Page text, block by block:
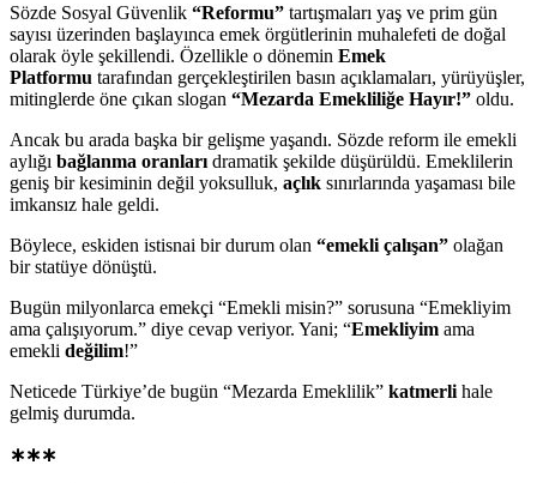
Sözde Sosyal Güvenlik “Reformu” tartışmaları yaş ve prim gün
sayısı üzerinden başlayınca emek örgütlerinin muhalefeti de doğal
olarak öyle şekillendi. Özellikle o dönemin Emek
Platformu tarafından gerçekleştirilen basın açıklamaları, yürüyüşler,
mitinglerde öne çıkan slogan “Mezarda Emekliliğe Hayır!” oldu.
Ancak bu arada başka bir gelişme yaşandı. Sözde reform ile emekli
aylığı bağlanma oranları dramatik şekilde düşürüldü. Emeklilerin
geniş bir kesiminin değil yoksulluk, açlık sınırlarında yaşaması bile
imkansız hale geldi.
Böylece, eskiden istisnai bir durum olan “emekli çalışan” olağan
bir statüye dönüştü.
Bugün milyonlarca emekçi “Emekli misin?” sorusuna “Emekliyim
ama çalışıyorum.” diye cevap veriyor. Yani; “Emekliyim ama
emekli değilim!”
Neticede Türkiye’de bugün “Mezarda Emeklilik” katmerli hale
gelmiş durumda.
∗∗∗